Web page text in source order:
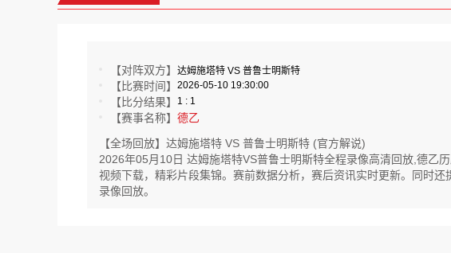
【对阵双方】 达姆施塔特 VS 普鲁士明斯特
【比赛时间】 2026-05-10 19:30:00
【比分结果】 1 : 1
【赛事名称】 德乙
【全场回放】达姆施塔特 VS 普鲁士明斯特 (官方解说)
2026年05月10日 达姆施塔特VS普鲁士明斯特全程录像高清回放,德乙
视频下载，精彩片段集锦。赛前数据分析，赛后资讯实时更新。同时
录像回放。